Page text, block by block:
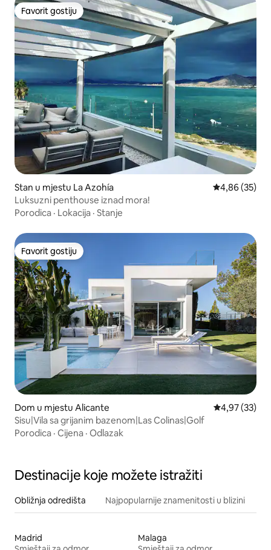
Favorit gostiju
Favorit gostiju
Stan u mjestu La Azohía Prosječna
4,86 (35)
Luksuzni penthouse iznad mora!
Porodica · Lokacija · Stanje
Favorit gostiju
Favorit gostiju
Dom u mjestu Alicante Prosječna
4,97 (33)
Sisu|Vila sa grijanim bazenom|Las Colinas|Golf
Porodica · Cijena · Odlazak
Destinacije koje možete istražiti
Obližnja odredišta Najpopularnije znamenitosti u blizini
Madrid
Malaga